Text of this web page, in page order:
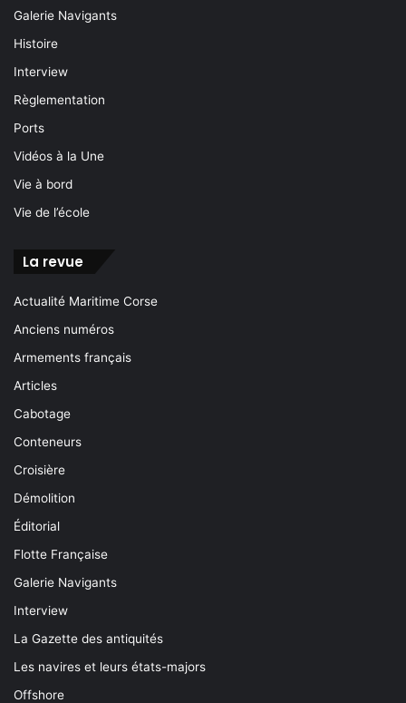
Galerie Navigants
Histoire
Interview
Règlementation
Ports
Vidéos à la Une
Vie à bord
Vie de l’école
La revue
Actualité Maritime Corse
Anciens numéros
Armements français
Articles
Cabotage
Conteneurs
Croisière
Démolition
Éditorial
Flotte Française
Galerie Navigants
Interview
La Gazette des antiquités
Les navires et leurs états-majors
Offshore